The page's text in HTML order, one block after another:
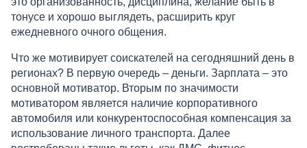
тонусе и хорошо выглядеть, расширить круг
ежедневного очного общения.
Что же мотивирует соискателей на сегодняшний день в
регионах? В первую очередь – деньги. Зарплата – это
основной мотиватор. Вторым по значимости
мотиватором является наличие корпоративного
автомобиля или конкурентоспособная компенсация за
использование личного транспорта. Далее